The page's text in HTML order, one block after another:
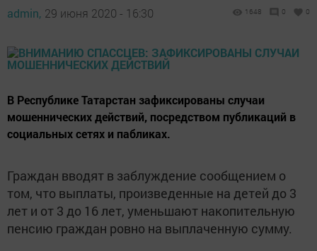
admin, 29 июня 2020 - 16:30 1648 0 0
В Республике Татарстан зафиксированы случаи
мошеннических действий, посредством публикаций в
социальных сетях и пабликах.
Граждан вводят в заблуждение сообщением о
том, что выплаты, произведенные на детей до 3
лет и от 3 до 16 лет, уменьшают накопительную
пенсию граждан ровно на выплаченную сумму.